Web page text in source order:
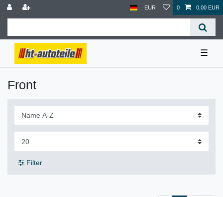
EUR 0 0,00 EUR
☰
Front
Filter